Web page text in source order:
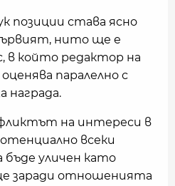
позиции става ясно
нито ще е
в който редактор на
паралелно с
награда.
на интереси в
всеки
бъде уличен като
заради отношенията